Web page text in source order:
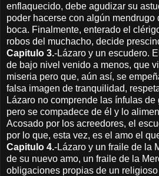
enflaquecido, debe agudizar su
poder hacerse con algún mendrugo
boca. Finalmente, enterado el
robos del muchacho, decide
Capitulo 3.-Lázaro y un escudero.
de bajo nivel venido a menos, que
miseria pero que, aún así, se
falsa imagen de tranquilidad,
Lázaro no comprende las ínfulas de
pero se compadece de él y lo
Acosado por los acreedores, el
por lo que, esta vez, es el amo el
Capitulo 4.-Lázaro y un fraile de la
de su nuevo amo, un fraile de la
obligaciones propias de un